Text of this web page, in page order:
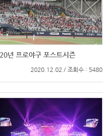
년 프로야구 포스트시즌
2020.12.02 / 조회수 : 5480